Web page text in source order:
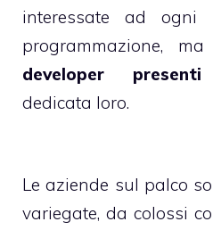
interessate ad ogni
programmazione, ma
developer presenti
dedicata loro.
Le aziende sul palco
variegate, da colossi